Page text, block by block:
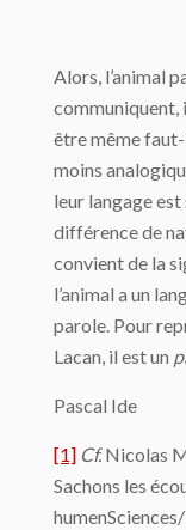
Alors, l’animal
communiquent,
être même faut-
moins
leur langage
différence de
convient de la
l’animal a un
parole. Pour
Lacan, il est un
Pascal Ide
[1] Cf.Nicolas
Sachons les